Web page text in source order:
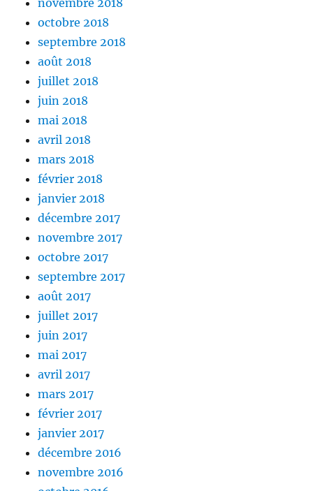
octobre 2018
septembre 2018
août 2018
juillet 2018
juin 2018
mai 2018
avril 2018
mars 2018
février 2018
janvier 2018
décembre 2017
novembre 2017
octobre 2017
septembre 2017
août 2017
juillet 2017
juin 2017
mai 2017
avril 2017
mars 2017
février 2017
janvier 2017
décembre 2016
novembre 2016